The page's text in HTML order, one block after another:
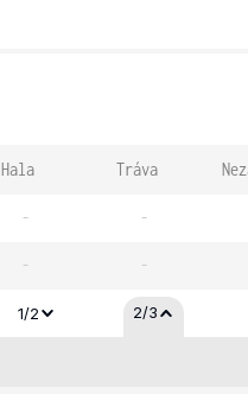
Hala Tráva
- -
- -
1/2 2/3